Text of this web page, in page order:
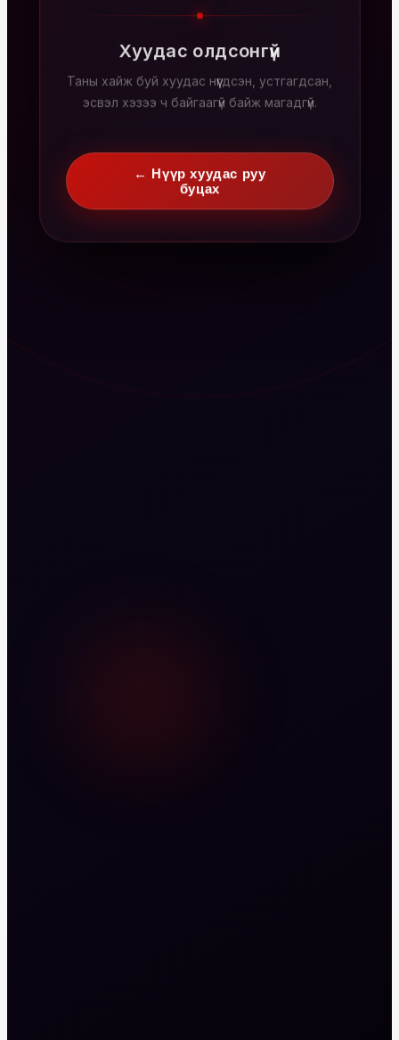
Хуудас олдсонгүй
Таны хайж буй хуудас нүүгдсэн, устгагдсан,
эсвэл хэзээ ч байгаагүй байж магадгүй.
← Нүүр хуудас руу
буцах